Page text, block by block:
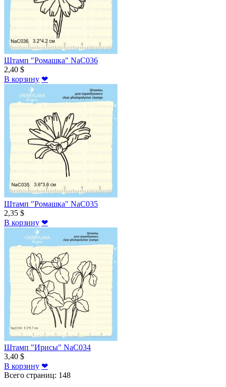
Штамп "Ромашка" NaC036
2,40 $
В корзину ❤
Штамп "Ромашка" NaC035
2,35 $
В корзину ❤
Штамп "Ирисы" NaC034
3,40 $
В корзину ❤
Всего страниц: 148